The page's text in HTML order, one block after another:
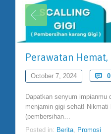
Perawatan Hemat,
October 7, 2024  0
Dapatkan senyum impianmu
menjamin gigi sehat! Nikmati
(pembersihan…
Posted in: Berita Promosi